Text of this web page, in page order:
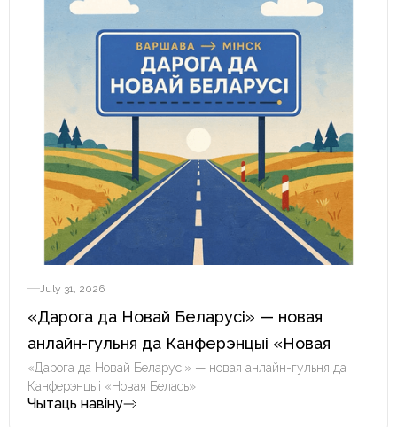
July 31, 2026
«Дарога да Новай Беларусі» — новая
анлайн-гульня да Канферэнцыі «Новая
Белась»
«Дарога да Новай Беларусі» — новая анлайн-гульня да
Канферэнцыі «Новая Белась»
Чытаць навіну